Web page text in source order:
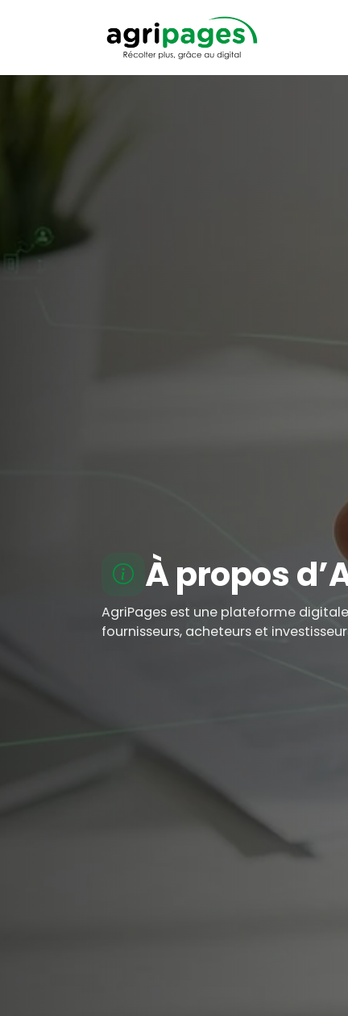
À propos
AgriPages est une plateforme
fournisseurs, acheteurs et